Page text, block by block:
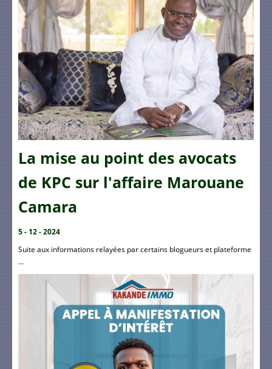
La mise au point des avocats
de KPC sur l'affaire Marouane
Camara
5 - 12 - 2024
Suite aux informations relayées par certains blogueurs et plateforme
...